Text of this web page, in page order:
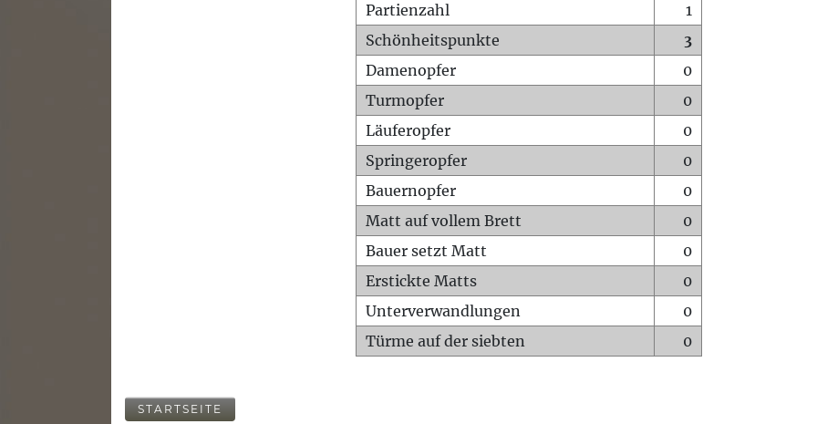
Partienzahl
1
Schönheitspunkte
3
Damenopfer
0
Turmopfer
0
Läuferopfer
0
Springeropfer
0
Bauernopfer
0
Matt auf vollem Brett
0
Bauer setzt Matt
0
Erstickte Matts
0
Unterverwandlungen
0
Türme auf der siebten
0
STARTSEITE